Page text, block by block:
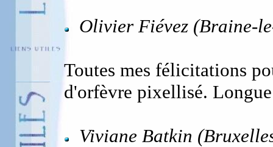
Olivier Fiévez (Braine-
Toutes mes félicitations
d'orfèvre pixellisé.
Viviane Batkin